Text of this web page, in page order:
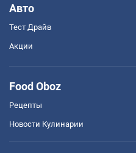
Авто
Тест Драйв
Акции
Food Oboz
Рецепты
Новости Кулинарии